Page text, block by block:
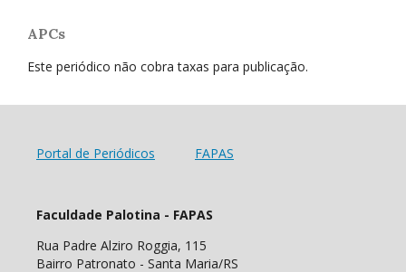
APCs
Este periódico não cobra taxas para publicação.
Portal de Periódicos FAPAS
Faculdade Palotina - FAPAS
Rua Padre Alziro Roggia, 115
Bairro Patronato - Santa Maria/RS